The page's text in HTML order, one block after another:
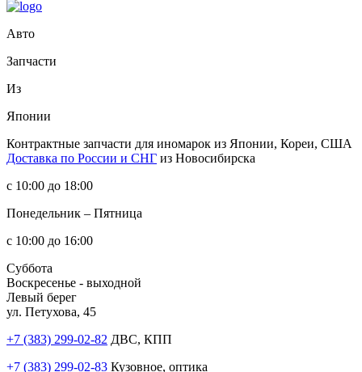
Авто
Запчасти
Из
Японии
Контрактные запчасти для иномарок из Японии, Кореи, США
Доставка по России и СНГ из Новосибирска
с 10:00 до 18:00
Понедельник – Пятница
с 10:00 до 16:00
Суббота
Воскресенье - выходной
Левый берег
ул. Петухова, 45
+7 (383) 299-02-82 ДВС, КПП
+7 (383) 299-02-83 Кузовное, оптика